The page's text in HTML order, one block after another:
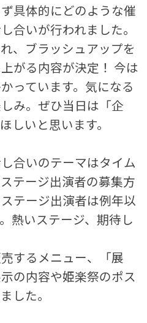
具体的にどのような催
合いが行われました。
、ブラッシュアップを
がる内容が決定！ 今は
っています。気になる
み。ぜひ当日は「企
しいと思います。
合いのテーマはタイム
テージ出演者の募集方
テージ出演者は例年以
熱いステージ、期待し
するメニュー、「展
の内容や姫楽祭のポス
した。